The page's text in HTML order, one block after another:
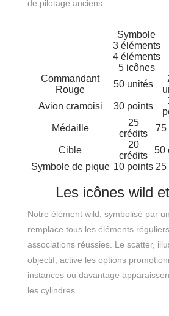
de pilotage anciens.
Symbole
3 éléments
4 éléments
5 icônes
Commandant
Rouge
50 unités
Avion cramoisi
30 points
Médaille
25
crédits
75
Cible
20
crédits
50
Symbole de pique 10 points 25
Les icônes wild
Notre élément wild, symbolisé par
remplace tous les éléments
associations réussies. Le scatter,
objectif, active les options
instances ou davantage
les cylindres.